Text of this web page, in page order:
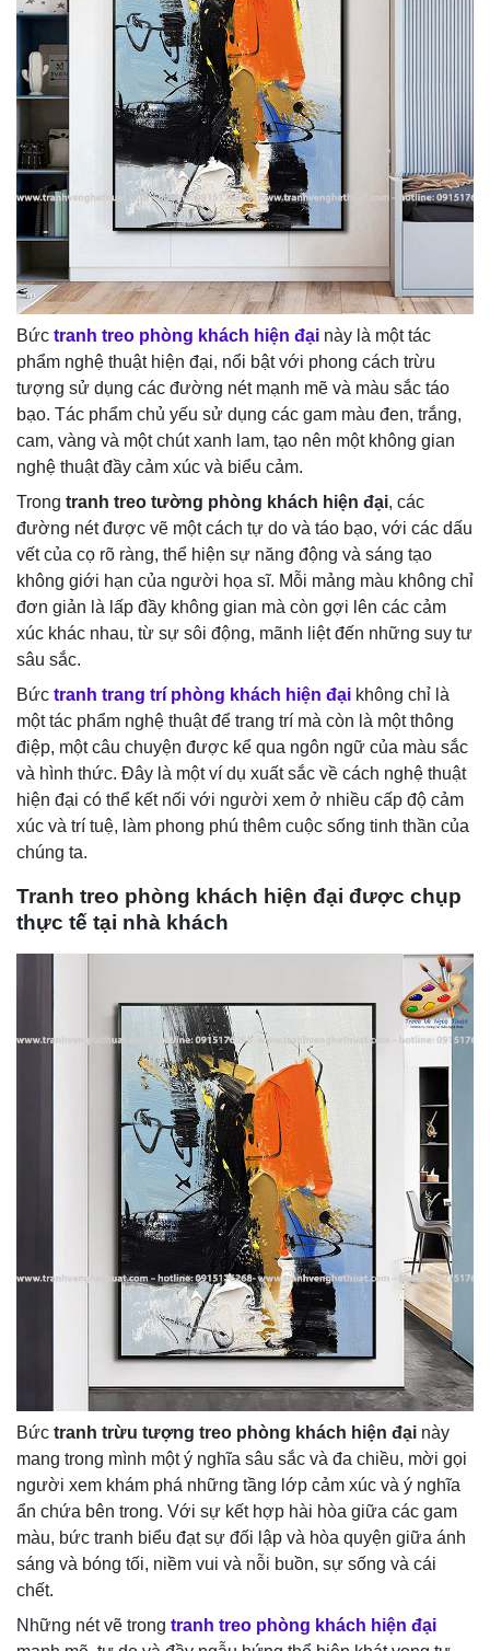
Bức tranh treo phòng khách hiện đại này là một tác
phẩm nghệ thuật hiện đại, nổi bật với phong cách trừu
tượng sử dụng các đường nét mạnh mẽ và màu sắc táo
bạo. Tác phẩm chủ yếu sử dụng các gam màu đen, trắng,
cam, vàng và một chút xanh lam, tạo nên một không gian
nghệ thuật đầy cảm xúc và biểu cảm.
Trong tranh treo tường phòng khách hiện đại, các
đường nét được vẽ một cách tự do và táo bạo, với các dấu
vết của cọ rõ ràng, thể hiện sự năng động và sáng tạo
không giới hạn của người họa sĩ. Mỗi mảng màu không chỉ
đơn giản là lấp đầy không gian mà còn gợi lên các cảm
xúc khác nhau, từ sự sôi động, mãnh liệt đến những suy tư
sâu sắc.
Bức tranh trang trí phòng khách hiện đại không chỉ là
một tác phẩm nghệ thuật để trang trí mà còn là một thông
điệp, một câu chuyện được kể qua ngôn ngữ của màu sắc
và hình thức. Đây là một ví dụ xuất sắc về cách nghệ thuật
hiện đại có thể kết nối với người xem ở nhiều cấp độ cảm
xúc và trí tuệ, làm phong phú thêm cuộc sống tinh thần của
chúng ta.
Tranh treo phòng khách hiện đại được chụp
thực tế tại nhà khách
Bức tranh trừu tượng treo phòng khách hiện đại này
mang trong mình một ý nghĩa sâu sắc và đa chiều, mời gọi
người xem khám phá những tầng lớp cảm xúc và ý nghĩa
ẩn chứa bên trong. Với sự kết hợp hài hòa giữa các gam
màu, bức tranh biểu đạt sự đối lập và hòa quyện giữa ánh
sáng và bóng tối, niềm vui và nỗi buồn, sự sống và cái
chết.
Những nét vẽ trong tranh treo phòng khách hiện đại